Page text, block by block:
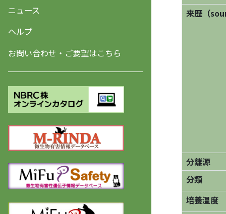
ニュース
ヘルプ
お問い合わせ・ご要望はこちら
来歴（
分離源
分類
培養温度